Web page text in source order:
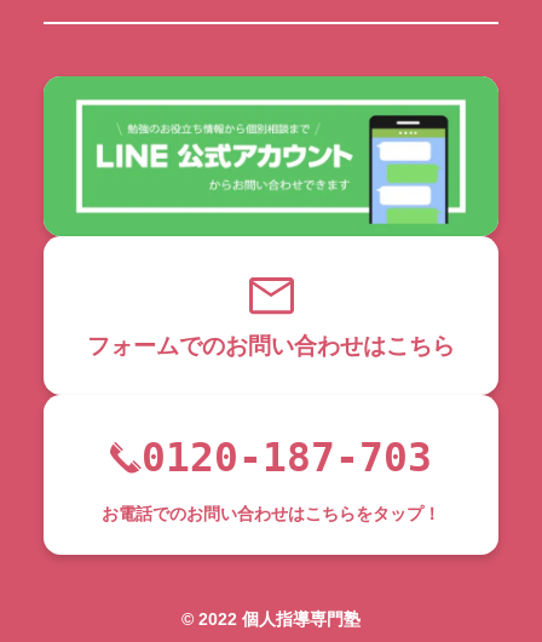
フォームでのお問い合わせはこちら
0120-187-703
お電話でのお問い合わせはこちらをタップ！
©︎ 2022 個人指導専門塾